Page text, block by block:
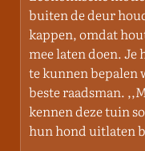
buiten de deur
kappen, omdat
mee laten doen. Je
te kunnen bepalen
beste raadsman.
kennen deze tuin
hun hond uitlaten